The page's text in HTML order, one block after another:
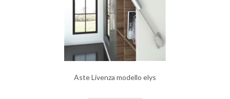
Aste Livenza modello elys